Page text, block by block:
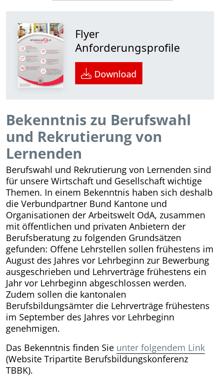
Flyer
Anforderungsprofile
Download
Bekenntnis zu Berufswahl
und Rekrutierung von
Lernenden
Berufswahl und Rekrutierung von Lernenden sind
für unsere Wirtschaft und Gesellschaft wichtige
Themen. In einem Bekenntnis haben sich deshalb
die Verbundpartner Bund Kantone und
Organisationen der Arbeitswelt OdA, zusammen
mit öffentlichen und privaten Anbietern der
Berufsberatung zu folgenden Grundsätzen
gefunden: Offene Lehrstellen sollen frühestens im
August des Jahres vor Lehrbeginn zur Bewerbung
ausgeschrieben und Lehrverträge frühestens ein
Jahr vor Lehrbeginn abgeschlossen werden.
Zudem sollen die kantonalen
Berufsbildungsämter die Lehrverträge frühestens
im September des Jahres vor Lehrbeginn
genehmigen.
Das Bekenntnis finden Sie unter folgendem Link
(Website Tripartite Berufsbildungskonferenz
TBBK).